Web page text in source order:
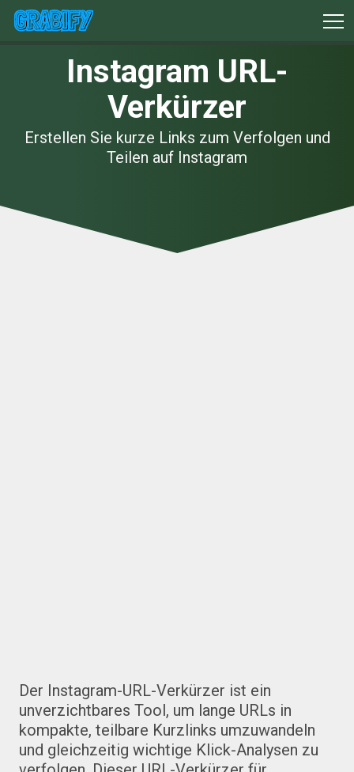
Instagram URL-
Verkürzer
Erstellen Sie kurze Links zum Verfolgen und
Teilen auf Instagram
Der Instagram-URL-Verkürzer ist ein
unverzichtbares Tool, um lange URLs in
kompakte, teilbare Kurzlinks umzuwandeln
und gleichzeitig wichtige Klick-Analysen zu